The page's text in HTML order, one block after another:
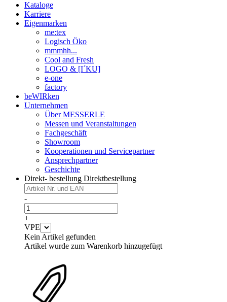
Kataloge
Karriere
Eigenmarken
me:tex
Logisch Öko
mmmhh...
Cool and Fresh
LOGO & [I´KU]
e-one
factory
beWIRken
Unternehmen
Über MESSERLE
Messen und Veranstaltungen
Fachgeschäft
Showroom
Kooperationen und Servicepartner
Ansprechpartner
Geschichte
Direkt- bestellung Direktbestellung
-
+
VPE
Kein Artikel gefunden
Artikel wurde zum Warenkorb hinzugefügt